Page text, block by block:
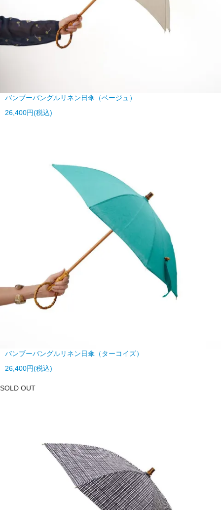
バンブーバングルリネン日傘（ベージュ）
26,400円(税込)
バンブーバングルリネン日傘（ターコイズ）
26,400円(税込)
SOLD OUT